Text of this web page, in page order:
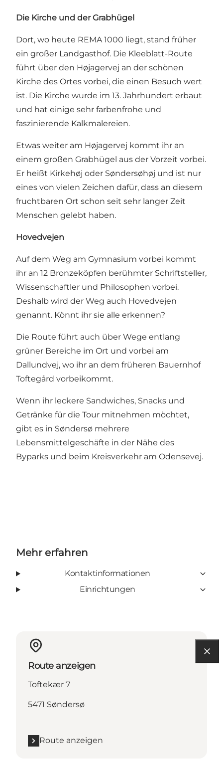
Die Kirche und der Grabhügel
Dort, wo heute REMA 1000 liegt, stand früher
ein großer Landgasthof. Die Kleeblatt-Route
führt über den Højagervej an der schönen
Kirche des Ortes vorbei, die einen Besuch wert
ist. Die Kirche wurde im 13. Jahrhundert erbaut
und hat einige sehr farbenfrohe und
faszinierende Kalkmalereien.
Etwas weiter am Højagervej kommt ihr an
einem großen Grabhügel aus der Vorzeit vorbei.
Er heißt Kirkehøj oder Søndersøhøj und ist nur
eines von vielen Zeichen dafür, dass an diesem
fruchtbaren Ort schon seit sehr langer Zeit
Menschen gelebt haben.
Hovedvejen
Auf dem Weg am Gymnasium vorbei kommt
ihr an 12 Bronzeköpfen berühmter Schriftsteller,
Wissenschaftler und Philosophen vorbei.
Deshalb wird der Weg auch Hovedvejen
genannt. Könnt ihr sie alle erkennen?
Die Route führt auch über Wege entlang
grüner Bereiche im Ort und vorbei am
Dallundvej, wo ihr an dem früheren Bauernhof
Toftegård vorbeikommt.
Wenn ihr leckere Sandwiches, Snacks und
Getränke für die Tour mitnehmen möchtet,
gibt es in Søndersø mehrere
Lebensmittelgeschäfte in der Nähe des
Byparks und beim Kreisverkehr am Odensevej.
Mehr erfahren
Kontaktinformationen
Einrichtungen
Route anzeigen
Toftekær 7
5471 Søndersø
Route anzeigen